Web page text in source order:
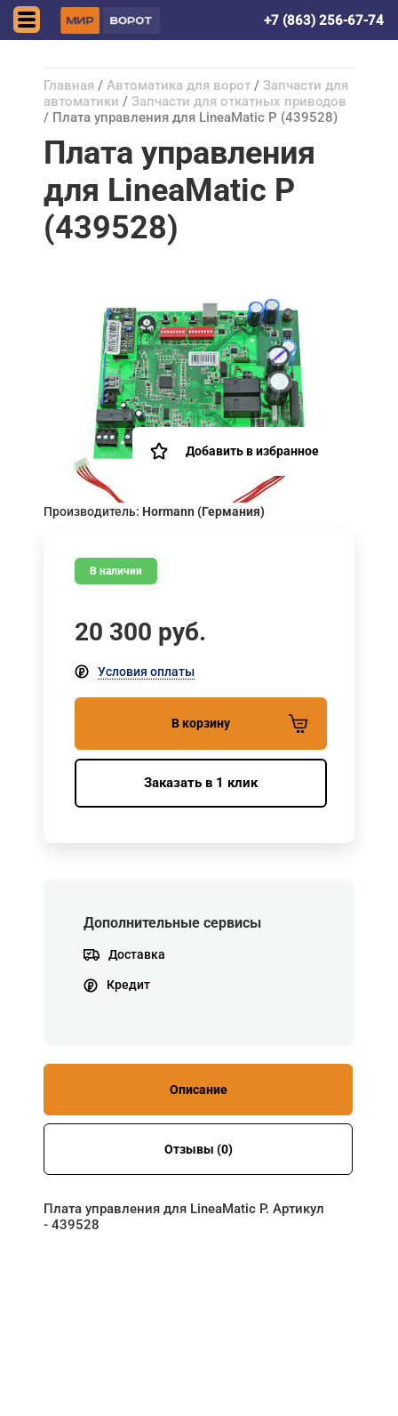
+7 (863) 256-67-74
Главная / Автоматика для ворот / Запчасти для
автоматики / Запчасти для откатных приводов
/ Плата управления для LineaMatic P (439528)
Плата управления
для LineaMatic P
(439528)
Добавить в избранное
Производитель: Hormann (Германия)
В наличии
20 300 руб.
Условия оплаты
В корзину
Заказать в 1 клик
Дополнительные сервисы
Доставка
Кредит
Описание
Отзывы (0)
Плата управления для LineaMatic P. Артикул
- 439528